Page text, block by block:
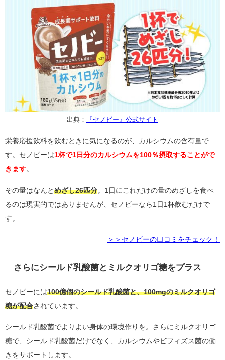
出典： 『セノビー』公式サイト
栄養応援飲料を飲むときに気になるのが、カルシウムの含有量で
す。セノビーは1杯で1日分のカルシウムを100％摂取することがで
きます。
その量はなんと めざし26匹分。1日にこれだけの量のめざしを食べ
るのは現実的ではありませんが、セノビーなら1日1杯飲むだけで
す。
＞＞セノビーの口コミをチェック！
さらにシールド乳酸菌とミルクオリゴ糖をプラス
セノビーには100億個のシールド乳酸菌と、100mgのミルクオリゴ
糖が配合されています。
シールド乳酸菌でよりよい身体の環境作りを。さらにミルクオリゴ
糖で、シールド乳酸菌だけでなく、カルシウムやビフィズス菌の働
きをサポートします。